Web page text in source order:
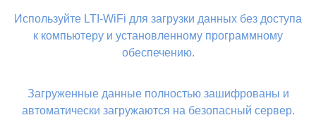
Предыдущая
Используйте LTI-WiFi для загрузки данных без доступа
к компьютеру и установленному программному
обеспечению.
Загруженные данные полностью зашифрованы и
автоматически загружаются на безопасный сервер.